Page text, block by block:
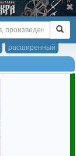
расширенный